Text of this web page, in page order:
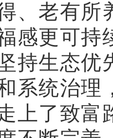
、老有所
感更可持
持生态优
系统治理
上了致富